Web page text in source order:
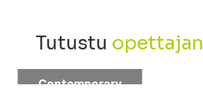
Tutustu opettajan
Contemporary